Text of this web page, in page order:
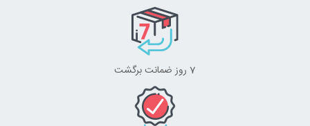
7 روز ضمانت برگشت